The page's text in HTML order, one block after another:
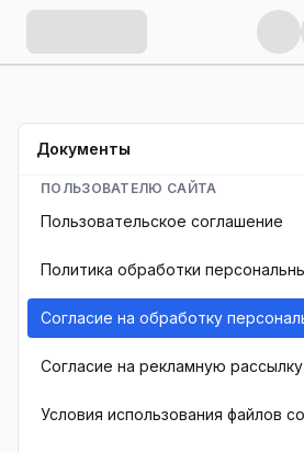
Документы
ПОЛЬЗОВАТЕЛЮ САЙТА
Пользовательское соглашение
Политика обработки
Согласие на обработку
Согласие на рекламную рассылку
Условия использования файлов